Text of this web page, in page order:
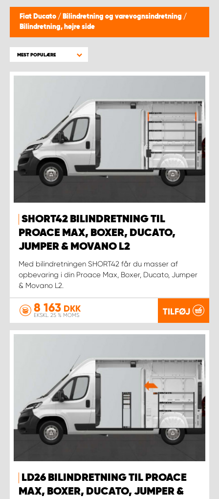
Fiat Ducato / Bilindretning og varevognsindretning /
Bilindretning, højre side
MEST POPULÆRE
SHORT42 BILINDRETNING TIL
PROACE MAX, BOXER, DUCATO,
JUMPER & MOVANO L2
Med bilindretningen SHORT42 får du masser af
opbevaring i din Proace Max, Boxer, Ducato, Jumper
& Movano L2.
8 163 DKK
EKSKL. 25 % MOMS TILFØJ
LD26 BILINDRETNING TIL PROACE
MAX, BOXER, DUCATO, JUMPER &